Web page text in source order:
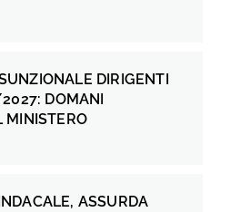
DIRIGENTI
DOMANI
MINISTERO
ASSURDA